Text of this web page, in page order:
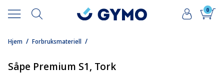
0
/
Hjem /
Forbruksmateriell
Såpe Premium S1, Tork